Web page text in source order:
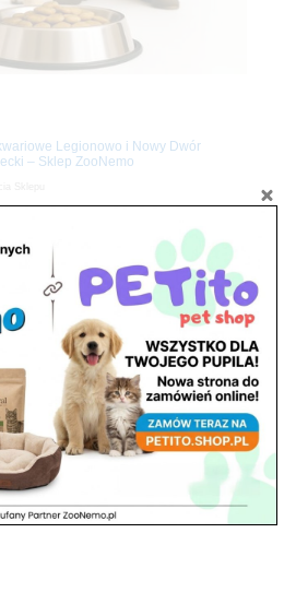
Legionowo i Nowy Dwór
– Sklep ZooNemo
Sklepu
w ZooNemo – Legionowo i
Mazowiecki
Zadbaj o komfort swojego pupila
chłodzącymi ZooNemo
Sklepu
Shop – Internetowy Sklep Zoologiczny
Dla Twojego Pupila | ZooNemo